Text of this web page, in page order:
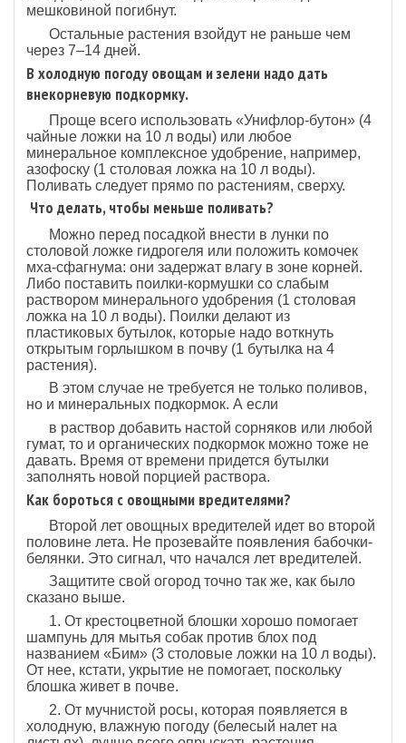
мешковиной погибнут.
Остальные растения взойдут не раньше чем
через 7–14 дней.
В холодную погоду овощам и зелени надо дать
внекорневую подкормку.
Проще всего использовать «Унифлор-бутон» (4
чайные ложки на 10 л воды) или любое
минеральное комплексное удобрение, например,
азофоску (1 столовая ложка на 10 л воды).
Поливать следует прямо по растениям, сверху.
Что делать, чтобы меньше поливать?
Можно перед посадкой внести в лунки по
столовой ложке гидрогеля или положить комочек
мха-сфагнума: они задержат влагу в зоне корней.
Либо поставить поилки-кормушки со слабым
раствором минерального удобрения (1 столовая
ложка на 10 л воды). Поилки делают из
пластиковых бутылок, которые надо воткнуть
открытым горлышком в почву (1 бутылка на 4
растения).
В этом случае не требуется не только поливов,
но и минеральных подкормок. А если
в раствор добавить настой сорняков или любой
гумат, то и органических подкормок можно тоже не
давать. Время от времени придется бутылки
заполнять новой порцией раствора.
Как бороться с овощными вредителями?
Второй лет овощных вредителей идет во второй
половине лета. Не прозевайте появления бабочки-
белянки. Это сигнал, что начался лет вредителей.
Защитите свой огород точно так же, как было
сказано выше.
1. От крестоцветной блошки хорошо помогает
шампунь для мытья собак против блох под
названием «Бим» (3 столовые ложки на 10 л воды).
От нее, кстати, укрытие не помогает, поскольку
блошка живет в почве.
2. От мучнистой росы, которая появляется в
холодную, влажную погоду (белесый налет на